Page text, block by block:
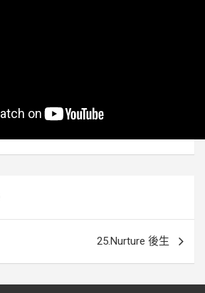
25.Nurture 後生